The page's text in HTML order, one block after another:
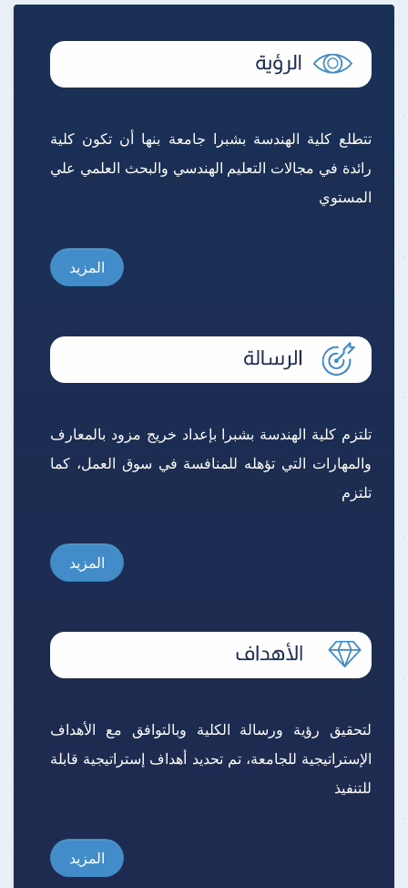
تتطلع كلية الهندسة بشبرا جامعة بنها أن تكون كلية
رائدة في مجالات التعليم الهندسي والبحث العلمي علي
المستوي
المزيد
تلتزم كلية الهندسة بشبرا بإعداد خريج مزود بالمعارف
والمهارات التي تؤهله للمنافسة في سوق العمل، كما
تلتزم
المزيد
لتحقيق رؤية ورسالة الكلية وبالتوافق مع الأهداف
الإستراتيجية للجامعة، تم تحديد أهداف إستراتيجية قابلة
للتنفيذ
المزيد